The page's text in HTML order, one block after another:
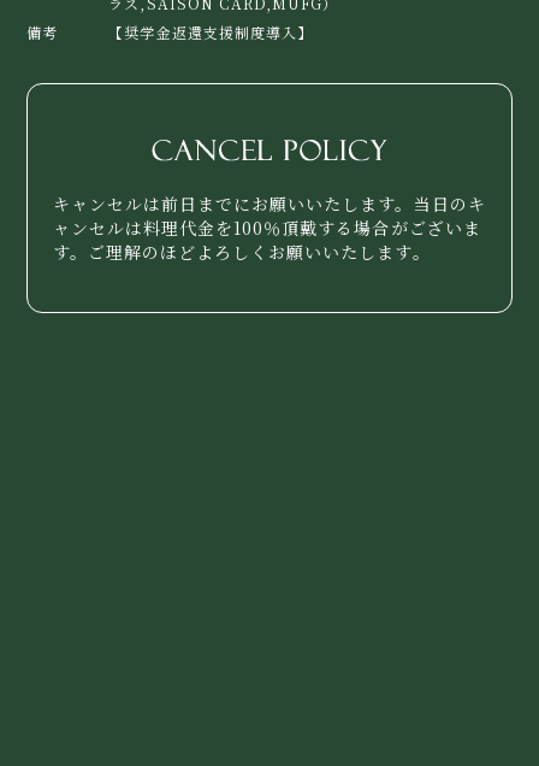
備考
【奨学金返還支援制度導入】
キャンセルは前日までにお願いいたします。当日のキ
ャンセルは料理代金を100％頂戴する場合がございま
す。ご理解のほどよろしくお願いいたします。